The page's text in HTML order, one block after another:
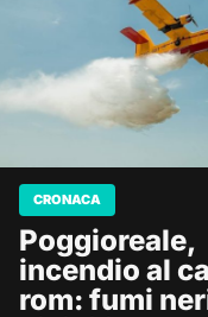
CRONACA
Poggioreale,
incendio al
rom: fumi